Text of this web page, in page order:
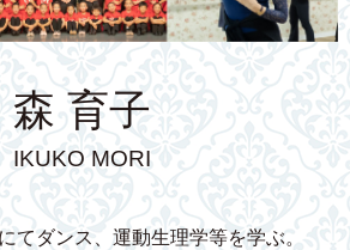
森 育子
IKUKO MORI
てダンス、運動生理学等を学ぶ。